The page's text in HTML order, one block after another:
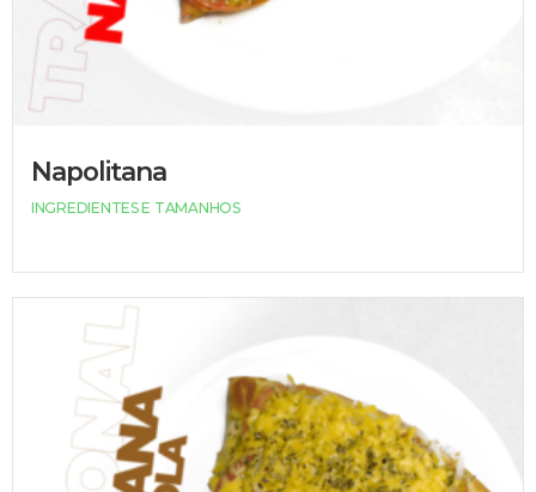
Napolitana
INGREDIENTES E TAMANHOS